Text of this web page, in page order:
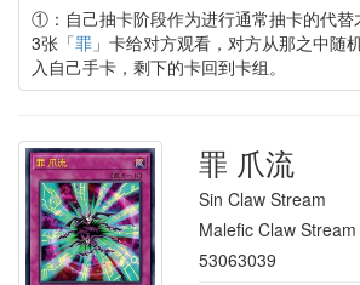
①：自己抽卡阶段作为进行通常抽卡的代替
3张「罪」卡给对方观看，对方从那之中随
入自己手卡，剩下的卡回到卡组。
罪 爪流
Sin Claw Stream
Malefic Claw Stream
53063039